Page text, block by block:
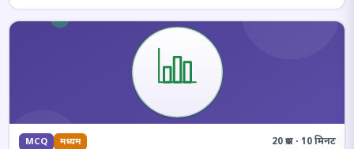
MCQ मध्यम 20 प्रश्न · 10 मिनट